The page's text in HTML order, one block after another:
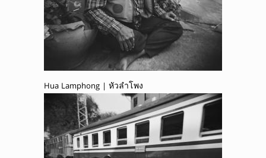
Hua Lamphong | หัวลำโพง